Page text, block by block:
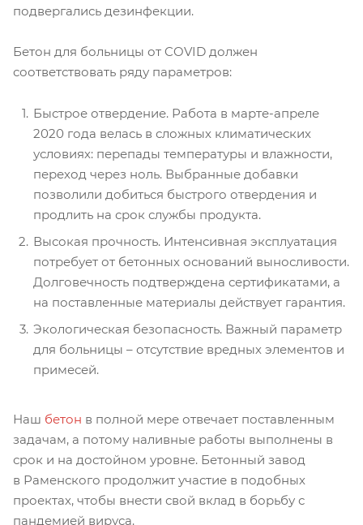
подвергались дезинфекции.
Бетон для больницы от COVID должен
соответствовать ряду параметров:
Быстрое отвердение. Работа в марте-апреле
2020 года велась в сложных климатических
условиях: перепады температуры и влажности,
переход через ноль. Выбранные добавки
позволили добиться быстрого отвердения и
продлить на срок службы продукта.
Высокая прочность. Интенсивная эксплуатация
потребует от бетонных оснований выносливости.
Долговечность подтверждена сертификатами, а
на поставленные материалы действует гарантия.
Экологическая безопасность. Важный параметр
для больницы – отсутствие вредных элементов и
примесей.
Наш бетон в полной мере отвечает поставленным
задачам, а потому наливные работы выполнены в
срок и на достойном уровне. Бетонный завод
в Раменского продолжит участие в подобных
проектах, чтобы внести свой вклад в борьбу с
пандемией вируса.